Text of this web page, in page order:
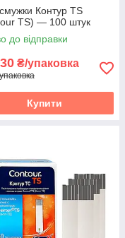
Контур TS
TS) — 100 штук
до відправки
₴/упаковка
Купити